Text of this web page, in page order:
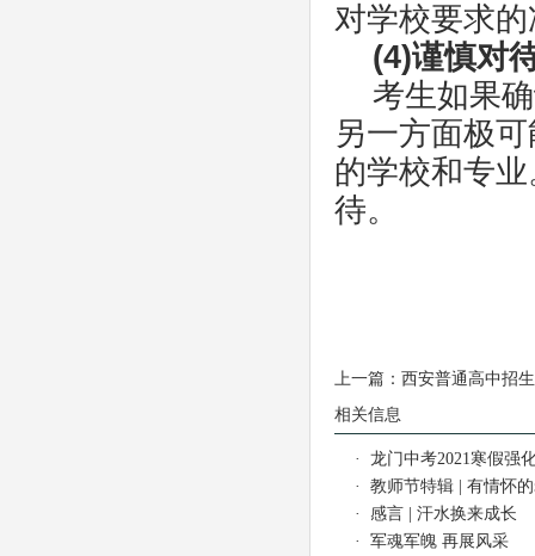
对学校要求
(4)谨慎对
考生如果
另一方面极
的学校和专
待。
上一篇： 西安普通高中招
相关信息
·
龙门中考2021寒假强
·
教师节特辑 | 有情怀
·
感言 | 汗水换来成长
·
军魂军魄 再展风采